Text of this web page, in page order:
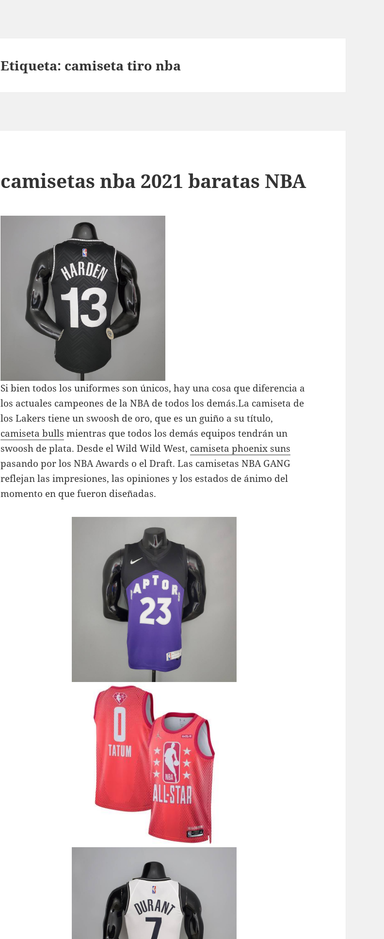
Etiqueta: camiseta tiro nba
camisetas nba 2021 baratas NBA
Si bien todos los uniformes son únicos, hay una cosa que diferencia a
los actuales campeones de la NBA de todos los demás.La camiseta de
los Lakers tiene un swoosh de oro, que es un guiño a su título,
camiseta bulls mientras que todos los demás equipos tendrán un
swoosh de plata. Desde el Wild Wild West, camiseta phoenix suns
pasando por los NBA Awards o el Draft. Las camisetas NBA GANG
reflejan las impresiones, las opiniones y los estados de ánimo del
momento en que fueron diseñadas.